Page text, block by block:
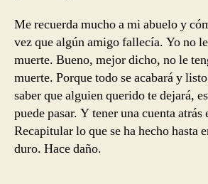
Me recuerda mucho a mi abuelo y
vez que algún amigo fallecía. Yo no
muerte. Bueno, mejor dicho, no le
muerte. Porque todo se acabará y
saber que alguien querido te dejará,
puede pasar. Y tener una cuenta atrás
Recapitular lo que se ha hecho hasta
duro. Hace daño.